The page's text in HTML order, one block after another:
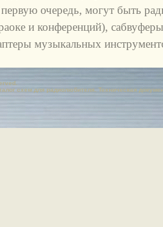
очередь, могут быть
и конференций),
музыкальных
схем для радиолюбителя. Техническая